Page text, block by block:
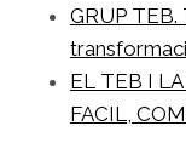
GRUP TEB.
EL TEB I
FACIL,